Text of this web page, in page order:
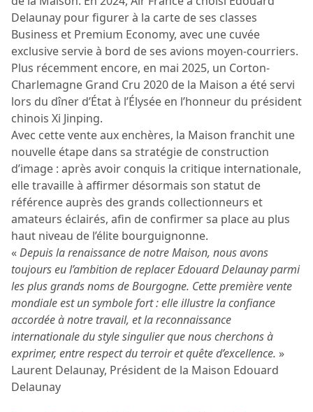
Delaunay pour figurer à la carte de ses classes
Business et Premium Economy, avec une cuvée
exclusive servie à bord de ses avions moyen-courriers.
Plus récemment encore, en mai 2025, un Corton-
Charlemagne Grand Cru 2020 de la Maison a été servi
lors du dîner d’État à l’Élysée en l’honneur du président
chinois Xi Jinping.
Avec cette vente aux enchères, la Maison franchit une
nouvelle étape dans sa stratégie de construction
d’image : après avoir conquis la critique internationale,
elle travaille à affirmer désormais son statut de
référence auprès des grands collectionneurs et
amateurs éclairés, afin de confirmer sa place au plus
haut niveau de l’élite bourguignonne.
«Depuis la renaissance de notre Maison, nous avons
toujours eu l’ambition de replacer Edouard Delaunay parmi
les plus grands noms de Bourgogne. Cette première vente
mondiale est un symbole fort : elle illustre la confiance
accordée à notre travail, et la reconnaissance
internationale du style singulier que nous cherchons à
exprimer, entre respect du terroir et quête d’excellence. »
Laurent Delaunay, Président de la Maison Edouard
Delaunay